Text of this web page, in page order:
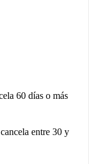
y la Plaza de
60 días o más
entre 30 y